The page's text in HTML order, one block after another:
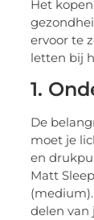
Het
ervoor te
letten bij
1.
De
moet je
en
Matt
delen van